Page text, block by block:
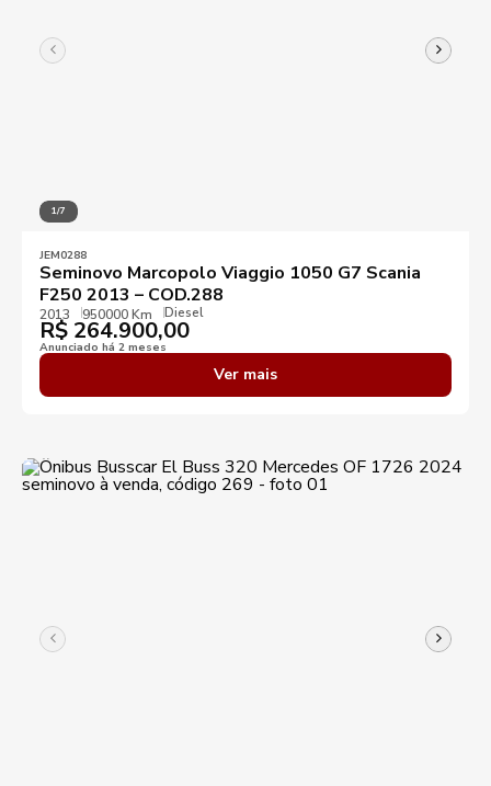
1/7
JEM0288
Seminovo Marcopolo Viaggio 1050 G7 Scania
F250 2013 – COD.288
2013 950000 Km Diesel
R$ 264.900,00
Anunciado há 2 meses
Ver mais